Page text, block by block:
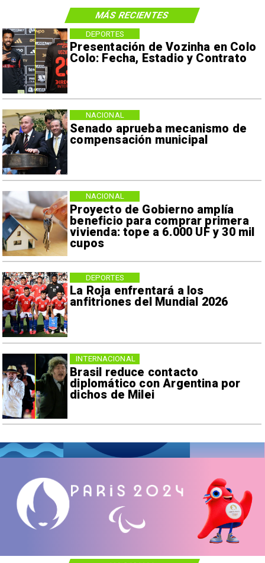
Presentación de Vozinha en Colo
Colo: Fecha, Estadio y Contrato
DEPORTES
Senado aprueba mecanismo de
compensación municipal
NACIONAL
Proyecto de Gobierno amplía
beneficio para comprar primera
vivienda: tope a 6.000 UF y 30 mil
cupos
NACIONAL
La Roja enfrentará a los
anfitriones del Mundial 2026
DEPORTES
Brasil reduce contacto
diplomático con Argentina por
dichos de Milei
INTERNACIONAL
MÁS RECIENTES